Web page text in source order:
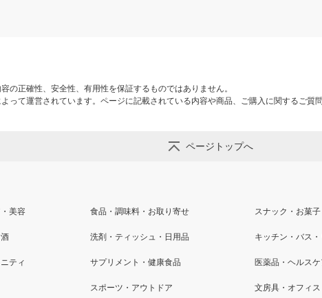
の正確性、安全性、有用性を保証するものではありません。
って運営されています。ページに記載されている内容や商品、ご購入に関するご質
ページトップへ
美容 食品・調味料・お取り寄せ スナック・お菓子
洗剤・ティッシュ・日用品 キッチン・バス
ティ サプリメント・健康食品 医薬品・ヘルス
スポーツ・アウトドア 文房具・オフィ